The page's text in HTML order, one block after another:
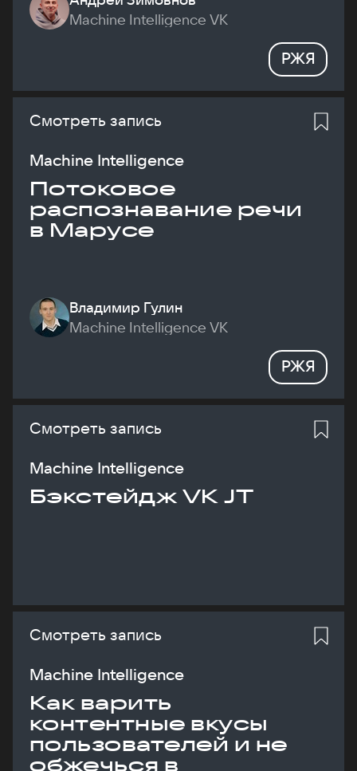
Machine Intelligence VK
РЖЯ
Смотреть запись
Machine Intelligence
Потоковое
распознавание речи
в Марусе
Владимир Гулин
Machine Intelligence VK
РЖЯ
Смотреть запись
Machine Intelligence
Бэкстейдж VK JT
Смотреть запись
Machine Intelligence
Как варить
контентные вкусы
пользователей и не
обжечься в